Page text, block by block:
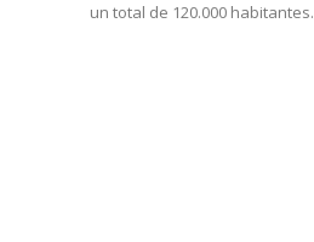
un total de 120.000 habitantes.